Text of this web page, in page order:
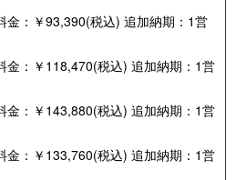
金：￥93,390(税込) 追加納期：1営
金：￥118,470(税込) 追加納期：1営
金：￥143,880(税込) 追加納期：1営
金：￥133,760(税込) 追加納期：1営